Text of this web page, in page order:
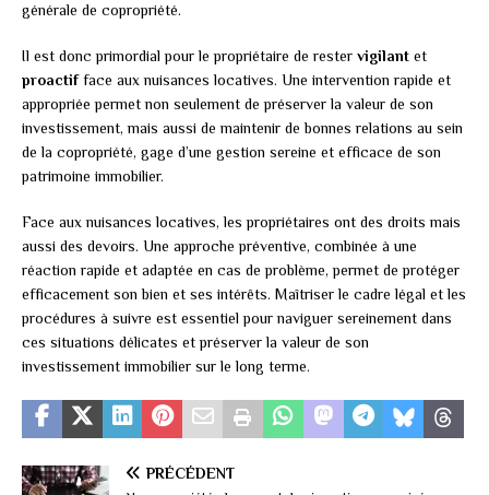
générale de copropriété.
Il est donc primordial pour le propriétaire de rester vigilant et
proactifface aux nuisances locatives. Une intervention rapide et
appropriée permet non seulement de préserver la valeur de son
investissement, mais aussi de maintenir de bonnes relations au sein
de la copropriété, gage d’une gestion sereine et efficace de son
patrimoine immobilier.
Face aux nuisances locatives, les propriétaires ont des droits mais
aussi des devoirs. Une approche préventive, combinée à une
réaction rapide et adaptée en cas de problème, permet de protéger
efficacement son bien et ses intérêts. Maîtriser le cadre légal et les
procédures à suivre est essentiel pour naviguer sereinement dans
ces situations délicates et préserver la valeur de son
investissement immobilier sur le long terme.
PRÉCÉDENT